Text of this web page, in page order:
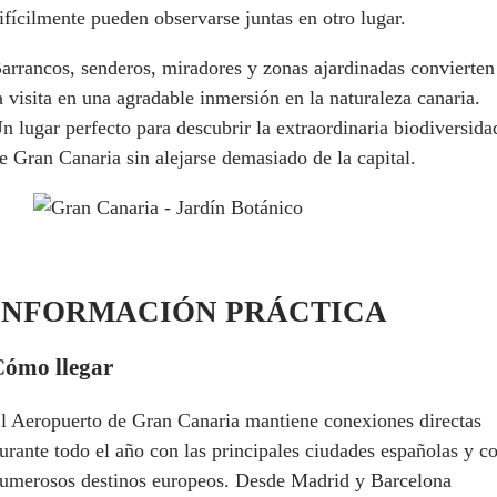
pueden observarse juntas en otro lugar.
senderos, miradores y zonas ajardinadas convierten
visita en una agradable inmersión en la naturaleza canaria.
lugar perfecto para descubrir la extraordinaria
Gran Canaria sin alejarse demasiado de la capital.
PRÁCTICA
llegar
Aeropuerto de Gran Canaria mantiene conexiones directas
todo el año con las principales ciudades españolas y
destinos europeos. Desde Madrid y Barcelona